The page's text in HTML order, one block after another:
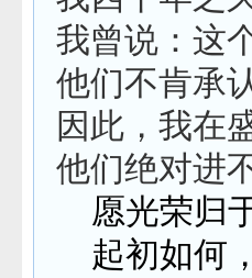
我曾说：这
他们不肯承
因此，我在
他们绝对进
愿光荣归
起初如何